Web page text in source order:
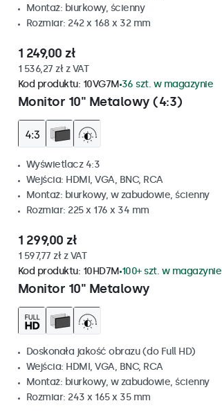
Montaż: biurkowy, ścienny
Rozmiar: 242 x 168 x 32 mm
1 249,00 zł
1 536,27 zł z VAT
Monitor 10" Metalowy (4:3)
Kod produktu: 10VG7M 36 szt. w magazynie
Wyświetlacz 4:3
Wejścia: HDMI, VGA, BNC, RCA
Montaż: biurkowy, w zabudowie, ścienny
Rozmiar: 225 x 176 x 34 mm
1 299,00 zł
1 597,77 zł z VAT
Monitor 10" Metalowy
Kod produktu: 10HD7M 100+ szt. w magazynie
Doskonała jakość obrazu (do Full HD)
Wejścia: HDMI, VGA, BNC, RCA
Montaż: biurkowy, w zabudowie, ścienny
Rozmiar: 243 x 165 x 35 mm